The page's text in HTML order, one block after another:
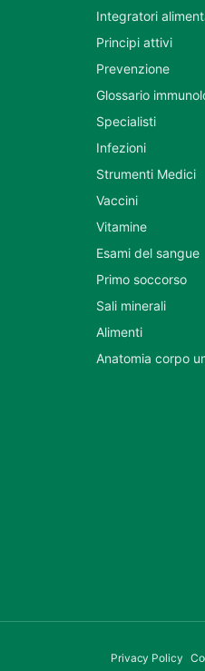
Integratori
Principi attivi
Prevenzione
Glossario
Specialisti
Infezioni
Strumenti Medici
Vaccini
Vitamine
Esami del sangue
Primo soccorso
Sali minerali
Alimenti
Anatomia corpo
Privacy Policy